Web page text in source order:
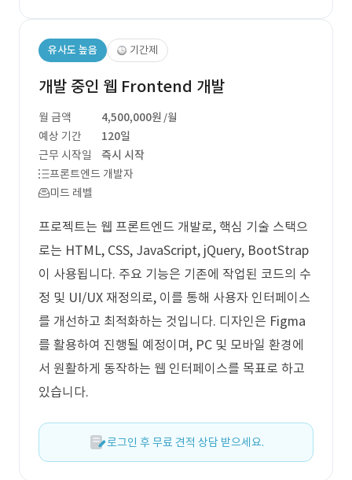
유사도 높음 기간제
개발 중인 웹 Frontend 개발
월 금액 4,500,000원 /월
예상 기간
120일
근무 시작일
즉시 시작
프론트엔드 개발자
미드 레벨
프로젝트는 웹 프론트엔드 개발로, 핵심 기술 스택으
로는 HTML, CSS, JavaScript, jQuery, BootStrap
이 사용됩니다. 주요 기능은 기존에 작업된 코드의 수
정 및 UI/UX 재정의로, 이를 통해 사용자 인터페이스
를 개선하고 최적화하는 것입니다. 디자인은 Figma
를 활용하여 진행될 예정이며, PC 및 모바일 환경에
서 원활하게 동작하는 웹 인터페이스를 목표로 하고
있습니다.
로그인 후 무료 견적 상담 받으세요.